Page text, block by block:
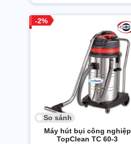
2
So sánh
Máy hút bụi công nghiệp
TopClean TC 60-3